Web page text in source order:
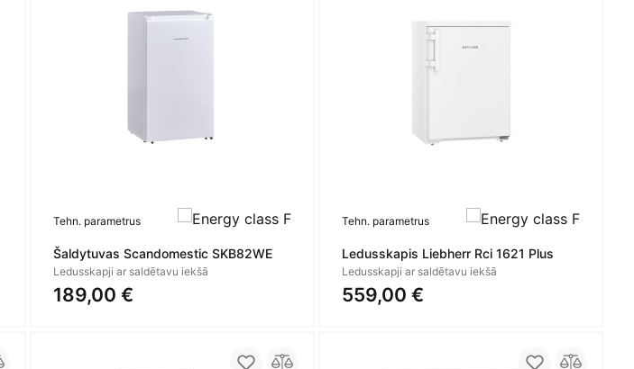
Tehn. parametrus
Šaldytuvas Scandomestic SKB82WE
Ledusskapji ar saldētavu iekšā
189,00 €
Tehn. parametrus
Ledusskapis Liebherr Rci 1621 Plus
Ledusskapji ar saldētavu iekšā
559,00 €